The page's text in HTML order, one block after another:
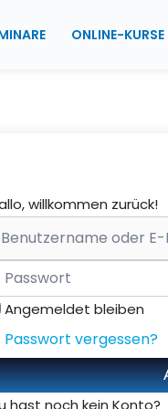
ONLINE-KURSE
willkommen zurück!
Angemeldet bleiben
Passwort vergessen?
hast noch kein Konto?